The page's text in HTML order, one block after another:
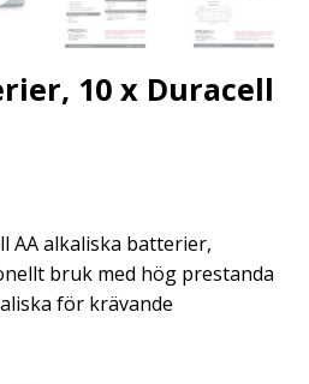
10 x Duracell
AA alkaliska batterier,
bruk med hög prestanda
för krävande